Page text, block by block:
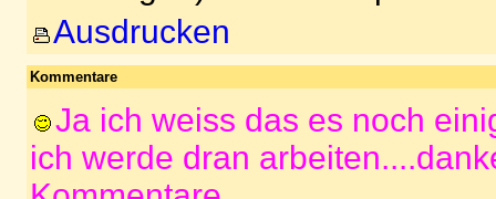
Ausdrucken
Kommentare
Ja ich weiss das es noch
ich werde dran